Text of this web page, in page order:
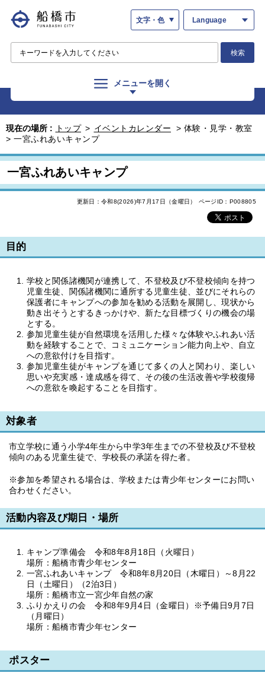
文字・色 Language
検索
メニューを開く
現在の場所 : トップ > イベントカレンダー > 体験・見学・教室
> 一宮ふれあいキャンプ
一宮ふれあいキャンプ
更新日：令和8(2026)年7月17日（金曜日） ページID：P008805
目的
学校と関係諸機関が連携して、不登校及び不登校傾向を持つ
児童生徒、関係諸機関に通所する児童生徒、並びにそれらの
保護者にキャンプへの参加を勧める活動を展開し、現状から
動き出そうとするきっかけや、新たな目標づくりの機会の場
とする。
参加児童生徒が自然環境を活用した様々な体験やふれあい活
動を経験することで、コミュニケーション能力向上や、自立
への意欲付けを目指す。
参加児童生徒がキャンプを通じて多くの人と関わり、楽しい
思いや充実感・達成感を得て、その後の生活改善や学校復帰
への意欲を喚起することを目指す。
対象者
市立学校に通う小学4年生から中学3年生までの不登校及び不登校
傾向のある児童生徒で、学校長の承諾を得た者。
※参加を希望される場合は、学校または青少年センターにお問い
合わせください。
活動内容及び期日・場所
キャンプ準備会 令和8年8月18日（火曜日）
場所：船橋市青少年センター
一宮ふれあいキャンプ 令和8年8月20日（木曜日）～8月22
日（土曜日）（2泊3日）
場所：船橋市立一宮少年自然の家
ふりかえりの会 令和8年9月4日（金曜日）※予備日9月7日
（月曜日）
場所：船橋市青少年センター
ポスター